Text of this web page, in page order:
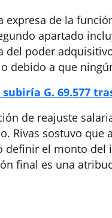
de la
apartado
del poder
debido a que
G. 69.577
de reajuste
Rivas sostuvo que
definir el monto del
final es una